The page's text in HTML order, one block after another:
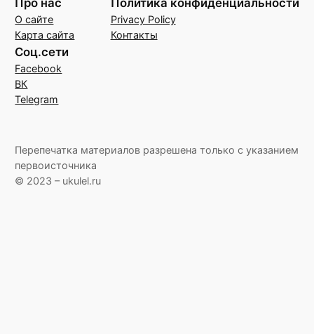
Про нас
О сайте
Карта сайта
Политика конфиденциальности
Privacy Policy
Контакты
Соц.сети
Facebook
ВК
Telegram
Перепечатка материалов разрешена только с указанием
первоисточника
© 2023 – ukulel.ru